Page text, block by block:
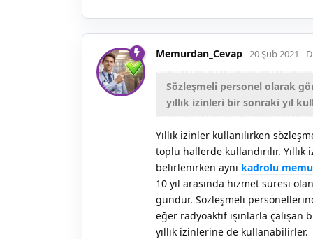
Memurdan_Cevap 20 Şub 2021
Sözleşmeli personel olarak
yıllık izinleri bir sonraki yıl
Yıllık izinler kullanılırken
toplu hallerde kullandırılır.
belirlenirken aynı kadrolu
10 yıl arasında hizmet süresi
gündür. Sözleşmeli
eğer radyoaktif ışınlarla çalışan
yıllık izinlerine de kullanabilirler.